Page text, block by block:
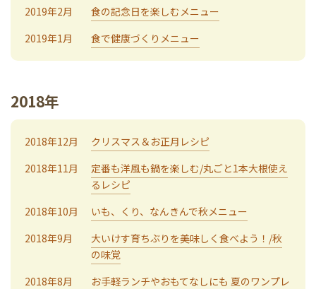
2019年2月
食の記念日を楽しむメニュー
2019年1月
食で健康づくりメニュー
2018年
2018年12月
クリスマス＆お正月レシピ
2018年11月
定番も洋風も鍋を楽しむ/丸ごと1本大根使え
るレシピ
2018年10月
いも、くり、なんきんで秋メニュー
2018年9月
大いけす育ちぶりを美味しく食べよう！/秋
の味覚
2018年8月
お手軽ランチやおもてなしにも 夏のワンプレ